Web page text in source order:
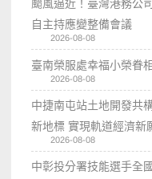
颱風逼近！臺灣港務公
自主持應變整備會議
2026-08-08
臺南榮服處幸福小榮眷
2026-08-08
中捷南屯站土地開發共
新地標 實現軌道經濟新
2026-08-08
中彰投分署技能選手全